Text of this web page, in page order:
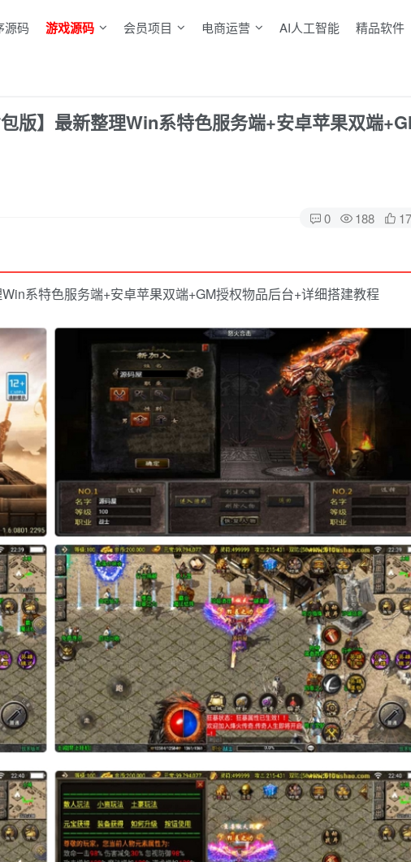
源码 游戏源码 会员项目 电商运营 AI人工智能 精品软件
版】最新整理Win系特色服务端+安卓苹果双端
0 188 17
系特色服务端+安卓苹果双端+GM授权物品后台+详细搭建教程